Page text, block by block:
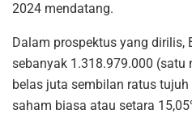
2024 mendatang.
Dalam prospektus yang dirilis,
sebanyak 1.318.979.000
belas juta sembilan ratus
saham biasa atau setara